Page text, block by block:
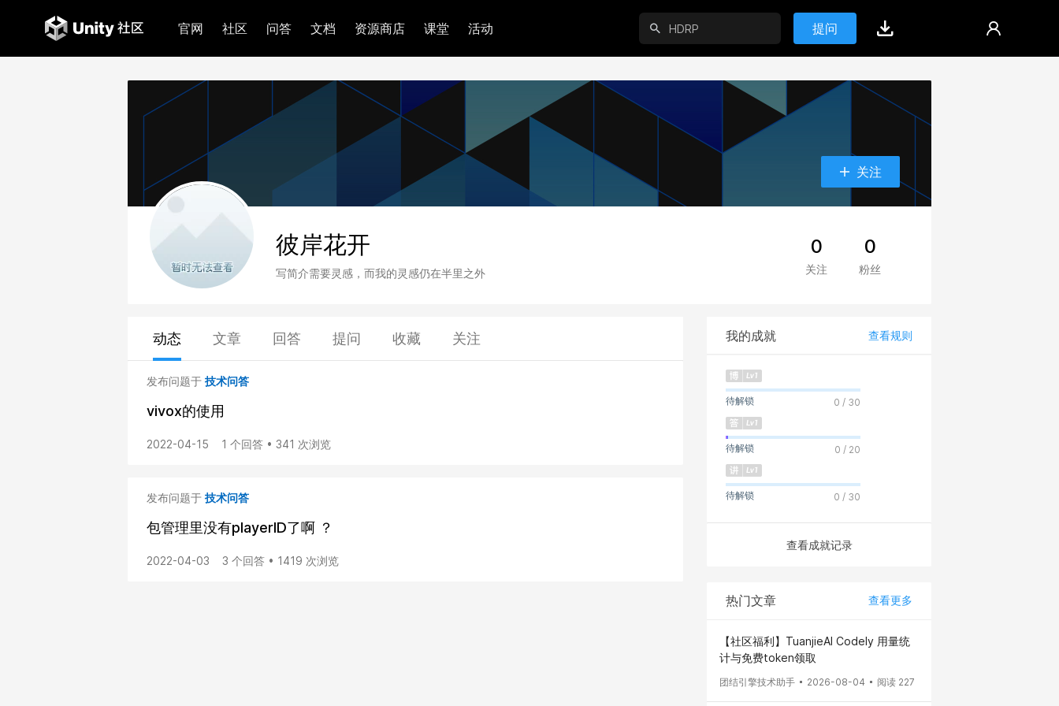
官网 社区 问答 文档 资源商店 课堂 活动 提问
关注
彼岸花开
写简介需要灵感，而我的灵感仍在半里之外
0
关注
0
粉丝
动态 文章 回答 提问 收藏 关注
发布问题于 技术问答
vivox的使用
2022-04-15 1 个回答 • 341 次浏览
发布问题于 技术问答
包管理里没有playerID了啊 ？
2022-04-03 3 个回答 • 1419 次浏览
我的成就 查看规则
待解锁 0 / 30
待解锁 0 / 20
待解锁 0 / 30
查看成就记录
热门文章 查看更多
【社区福利】TuanjieAI Codely 用量统
计与免费token领取
团结引擎技术助手 2026-08-04 阅读 227